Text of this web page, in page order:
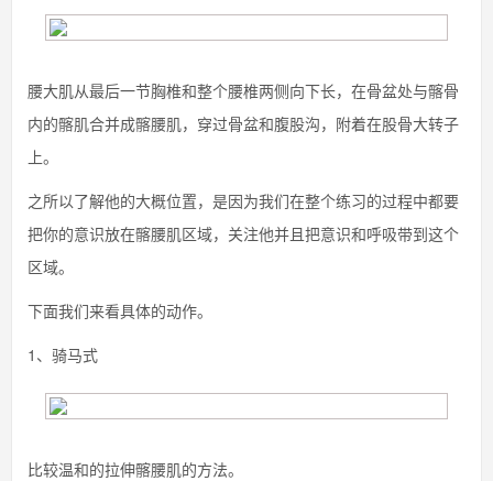
腰大肌从最后一节胸椎和整个腰椎两侧向下长，在骨盆处与髂骨
内的髂肌合并成髂腰肌，穿过骨盆和腹股沟，附着在股骨大转子
上。
之所以了解他的大概位置，是因为我们在整个练习的过程中都要
把你的意识放在髂腰肌区域，关注他并且把意识和呼吸带到这个
区域。
下面我们来看具体的动作。
1、骑马式
比较温和的拉伸髂腰肌的方法。